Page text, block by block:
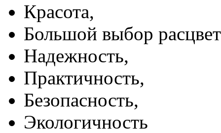
Красота,
Большой выбор
Надежность,
Практичность,
Безопасность,
Экологичность